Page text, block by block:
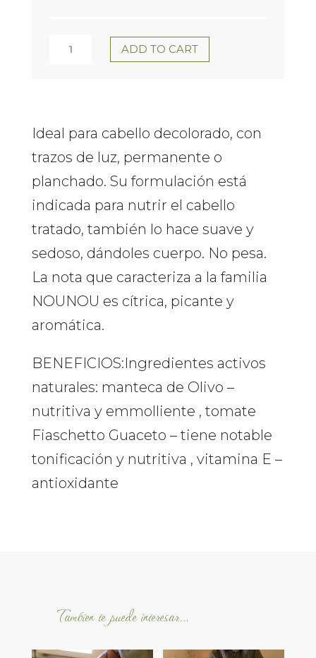
NOUNOU
ML
DAVINES
quantity
ADD TO CART
Ideal para cabello decolorado, con
trazos de luz, permanente o
planchado. Su formulación está
indicada para nutrir el cabello
tratado, también lo hace suave y
sedoso, dándoles cuerpo. No pesa.
La nota que caracteriza a la familia
NOUNOU es cítrica, picante y
aromática.
BENEFICIOS:Ingredientes activos
naturales: manteca de Olivo –
nutritiva y emmolliente , tomate
Fiaschetto Guaceto – tiene notable
tonificación y nutritiva , vitamina E –
antioxidante
Tambien te puede interesar…